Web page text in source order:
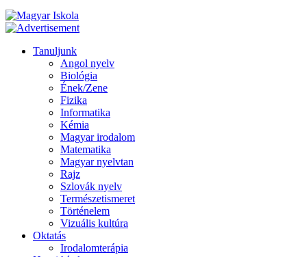
Tanuljunk
Angol nyelv
Biológia
Ének/Zene
Fizika
Informatika
Kémia
Magyar irodalom
Matematika
Magyar nyelvtan
Rajz
Szlovák nyelv
Természetismeret
Történelem
Vizuális kultúra
Oktatás
Irodalomterápia